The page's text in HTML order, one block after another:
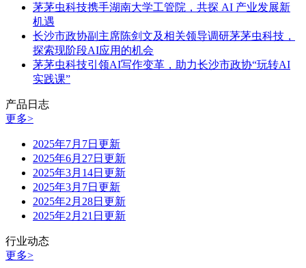
茅茅虫科技携手湖南大学工管院，共探 AI 产业发展新
机遇
长沙市政协副主席陈剑文及相关领导调研茅茅虫科技，
探索现阶段AI应用的机会
茅茅虫科技引领AI写作变革，助力长沙市政协“玩转AI
实践课”
产品日志
更多>
2025年7月7日更新
2025年6月27日更新
2025年3月14日更新
2025年3月7日更新
2025年2月28日更新
2025年2月21日更新
行业动态
更多>